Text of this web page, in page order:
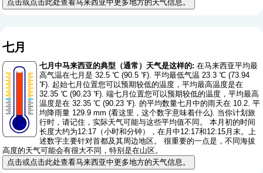
点击或点击此处查看马来西亚中更多地方的天气信息。
七月
七月中马来西亚的典型（通常）天气是这样的: 在马来西亚平均最
高气温在七月是 32.5 ℃ (90.5 ℉). 平均最低气温 23.3 ℃ (73.94
℉). 起始七月位置您可以预期较低的温度，平均最高温度是在
32.35 ℃ (90.23 ℉). 端七月位置您可以预期较低的温度，平均最高
温度是在 32.35 ℃ (90.23 ℉). 的平均数量七月中的雨天在 10.2. 平
均降雨量 129.9 mm (看这里，这个数字意味着什么). 当你计划旅
行时，请记住，实际天气可能与这些平均值不同。 本月初的时间
长度大约为12:17（小时和分钟），在月中12:17和12:15月末。上
述数字主要针对首都及其周边地区。 很重要的一点是，不同海拔
高度的天气可能会有很大不同，特别是在山区。
点击或点击此处查看马来西亚中更多地方的天气信息。